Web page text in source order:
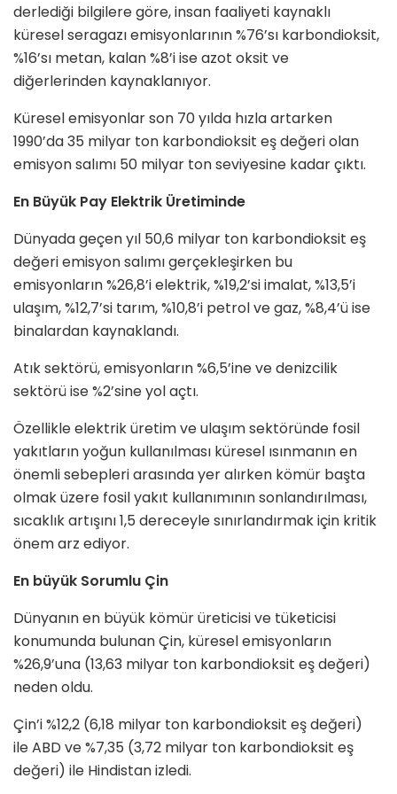
derlediği bilgilere göre, insan faaliyeti kaynaklı
küresel seragazı emisyonlarının %76’sı karbondioksit,
%16’sı metan, kalan %8’i ise azot oksit ve
diğerlerinden kaynaklanıyor.
Küresel emisyonlar son 70 yılda hızla artarken
1990’da 35 milyar ton karbondioksit eş değeri olan
emisyon salımı 50 milyar ton seviyesine kadar çıktı.
En Büyük Pay Elektrik Üretiminde
Dünyada geçen yıl 50,6 milyar ton karbondioksit eş
değeri emisyon salımı gerçekleşirken bu
emisyonların %26,8’i elektrik, %19,2’si imalat, %13,5’i
ulaşım, %12,7’si tarım, %10,8’i petrol ve gaz, %8,4’ü ise
binalardan kaynaklandı.
Atık sektörü, emisyonların %6,5’ine ve denizcilik
sektörü ise %2’sine yol açtı.
Özellikle elektrik üretim ve ulaşım sektöründe fosil
yakıtların yoğun kullanılması küresel ısınmanın en
önemli sebepleri arasında yer alırken kömür başta
olmak üzere fosil yakıt kullanımının sonlandırılması,
sıcaklık artışını 1,5 dereceyle sınırlandırmak için kritik
önem arz ediyor.
En büyük Sorumlu Çin
Dünyanın en büyük kömür üreticisi ve tüketicisi
konumunda bulunan Çin, küresel emisyonların
%26,9’una (13,63 milyar ton karbondioksit eş değeri)
neden oldu.
Çin’i %12,2 (6,18 milyar ton karbondioksit eş değeri)
ile ABD ve %7,35 (3,72 milyar ton karbondioksit eş
değeri) ile Hindistan izledi.